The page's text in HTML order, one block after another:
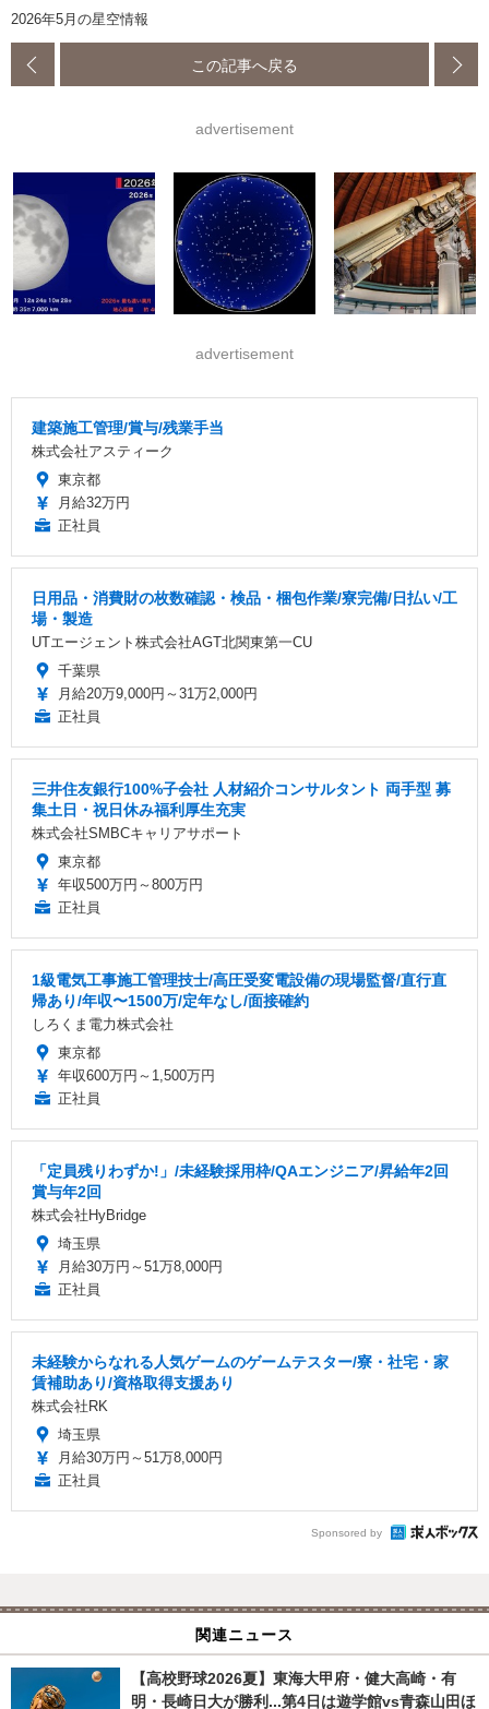
2026年5月の星空情報
この記事へ戻る
advertisement
advertisement
建築施工管理/賞与/残業手当
株式会社アスティーク
東京都
月給32万円
正社員
日用品・消費財の枚数確認・検品・梱包作業/寮完備/日払い/工
場・製造
UTエージェント株式会社AGT北関東第一CU
千葉県
月給20万9,000円～31万2,000円
正社員
三井住友銀行100%子会社 人材紹介コンサルタント 両手型 募
集土日・祝日休み福利厚生充実
株式会社SMBCキャリアサポート
東京都
年収500万円～800万円
正社員
1級電気工事施工管理技士/高圧受変電設備の現場監督/直行直
帰あり/年収〜1500万/定年なし/面接確約
しろくま電力株式会社
東京都
年収600万円～1,500万円
正社員
「定員残りわずか!」/未経験採用枠/QAエンジニア/昇給年2回
賞与年2回
株式会社HyBridge
埼玉県
月給30万円～51万8,000円
正社員
未経験からなれる人気ゲームのゲームテスター/寮・社宅・家
賃補助あり/資格取得支援あり
株式会社RK
埼玉県
月給30万円～51万8,000円
正社員
Sponsored by
関連ニュース
【高校野球2026夏】東海大甲府・健大高崎・有
明・長崎日大が勝利...第4日は遊学館vs青森山田ほ